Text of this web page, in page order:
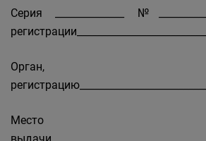
Серия ______________
Орган,
Место